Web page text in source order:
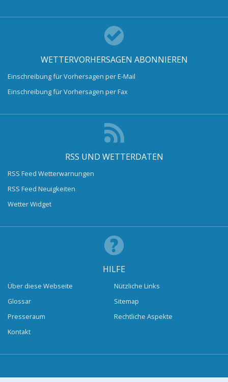
WETTERVORHERSAGEN ABONNIEREN
Einschreibung für Vorhersagen per E-Mail
Einschreibung für Vorhersagen per Fax
RSS UND WETTERDATEN
RSS Feed Wetterwarnungen
RSS Feed Neuigkeiten
Wetter Widget
HILFE
Über diese Webseite
Glossar
Presseraum
Kontakt
Nützliche Links
Sitemap
Rechtliche Aspekte